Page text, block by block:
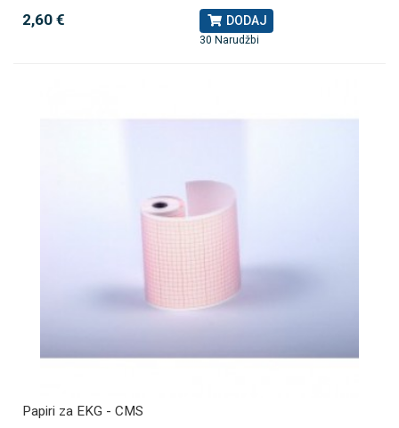
2,60 € DODAJ
30 Narudžbi
Papiri za EKG - CMS